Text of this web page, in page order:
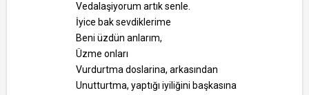
Vedalaşiyorum artık senle.
İyice bak sevdiklerime
Beni üzdün anlarım,
Üzme onları
Vurdurtma doslarina, arkasından
Unutturtma, yaptığı iyiliğini başkasına